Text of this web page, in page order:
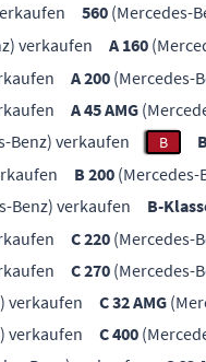
560 (Mercedes-
verkaufen A 160
A 200 (Mercedes-
A 45 AMG
Benz) verkaufen B
B 200 (Mercedes-
Benz) verkaufen B-
C 220 (Mercedes-
C 270 (Mercedes-
verkaufen C 32 AMG
verkaufen C 400